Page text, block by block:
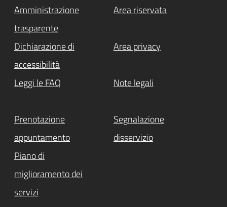
Amministrazione
trasparente
Area riservata
Dichiarazione di
accessibilità
Area privacy
Leggi le FAQ Note legali
Prenotazione
appuntamento
Segnalazione
disservizio
Piano di
miglioramento dei
servizi